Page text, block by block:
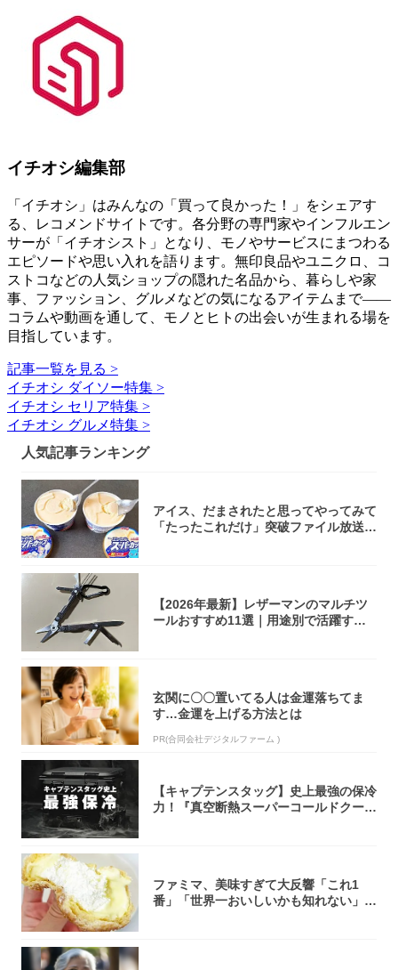
イチオシ編集部
「イチオシ」はみんなの「買って良かった！」をシェアす
る、レコメンドサイトです。各分野の専門家やインフルエン
サーが「イチオシスト」となり、モノやサービスにまつわる
エピソードや思い入れを語ります。無印良品やユニクロ、コ
ストコなどの人気ショップの隠れた名品から、暮らしや家
事、ファッション、グルメなどの気になるアイテムまで――
コラムや動画を通して、モノとヒトの出会いが生まれる場を
目指しています。
記事一覧を見る >
イチオシ ダイソー特集 >
イチオシ セリア特集 >
イチオシ グルメ特集 >
人気記事ランキング
アイス、だまされたと思ってやってみて
「たったこれだけ」突破ファイル放送で
【2026年最新】レザーマンのマルチツ
ールおすすめ11選｜用途別で活躍する
玄関に〇〇置いてる人は金運落ちてま
す…金運を上げる方法とは
PR(合同会社デジタルファーム )
【キャプテンスタッグ】史上最強の保冷
力！『真空断熱スーパーコールドクーラ
ファミマ、美味すぎて大反響「これ1
番」「世界一おいしいかも知れない」